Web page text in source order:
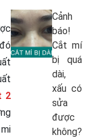
2
Cảnh
báo!
Cắt mí
bị quá
dài,
xấu có
sửa
được
không?